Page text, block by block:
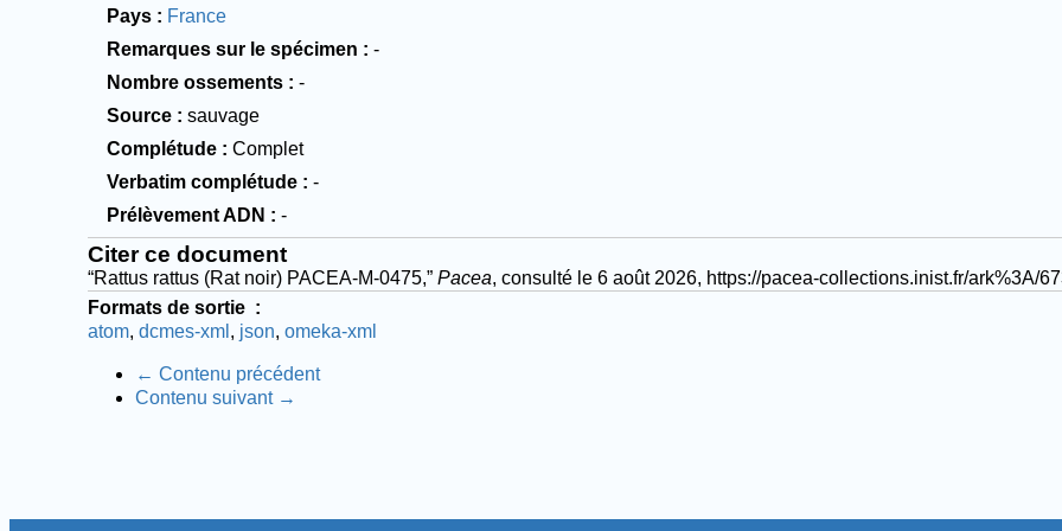
Pays
France
Remarques sur le spécimen
-
Nombre ossements
-
Source
sauvage
Complétude
Complet
Verbatim complétude
-
Prélèvement ADN
-
Citer ce document
“Rattus rattus (Rat noir) PACEA-M-0475,”Pacea, consulté le 6 août 2026, https://pacea-collections.inist.fr/ark%3A/
Formats de sortie
atom dcmes-xml json omeka-xml
← Contenu précédent
Contenu suivant →